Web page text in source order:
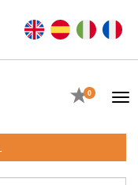
EN ES
Favoritos
0